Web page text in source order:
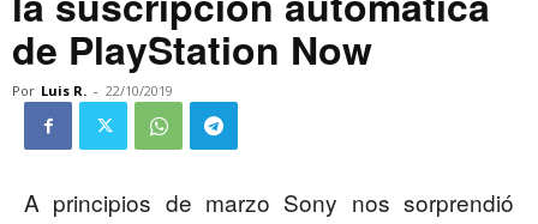
de PlayStation Now
Por Luis R. - 22/10/2019
A principios de marzo Sony nos sorprendió